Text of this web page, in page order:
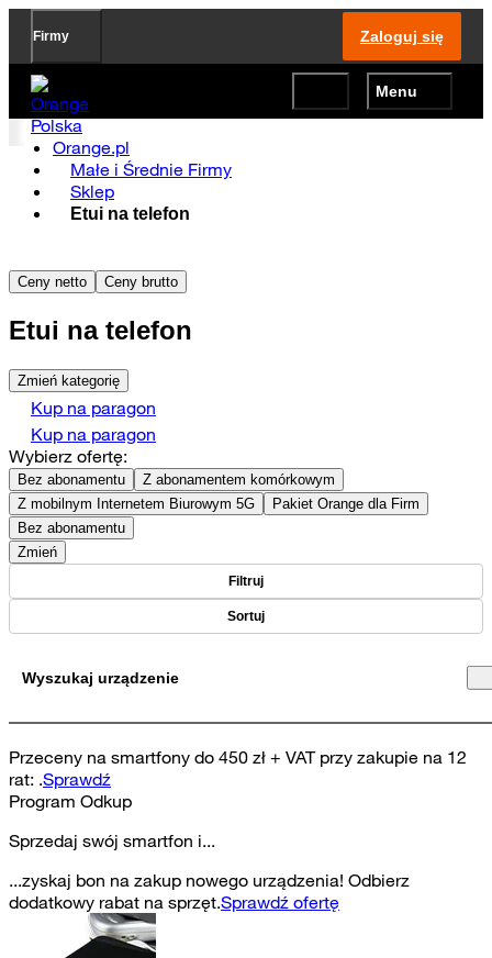
Firmy Zaloguj się
Strona główna Orange.pl Menu
Orange.pl
Małe i Średnie Firmy
Sklep
Etui na telefon
Ceny netto Ceny brutto
Etui na telefon
Zmień kategorię
Kup na paragon
Kup na paragon
Wybierz ofertę:
Bez abonamentu
Z abonamentem komórkowym
Z mobilnym Internetem Biurowym 5G
Pakiet Orange dla Firm
Bez abonamentu
Zmień
Filtruj
Sortuj
Wyszukaj urządzenie
Przeceny na smartfony do 450 zł + VAT przy zakupie na 12
rat: .Sprawdź
Program Odkup
Sprzedaj swój smartfon i...
...zyskaj bon na zakup nowego urządzenia! Odbierz
dodatkowy rabat na sprzęt.Sprawdź ofertę